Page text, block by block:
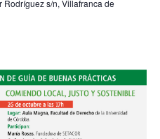
Rodríguez s/n, Villafranca de